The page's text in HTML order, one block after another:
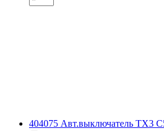
404075 Авт.выключатель TX3